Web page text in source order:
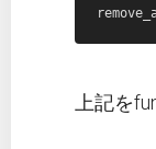
上記を